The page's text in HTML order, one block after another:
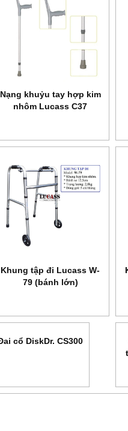
Nạng khuỷu tay hợp kim
nhôm Lucass C37
Khung tập đi Lucass W-
79 (bánh lớn)